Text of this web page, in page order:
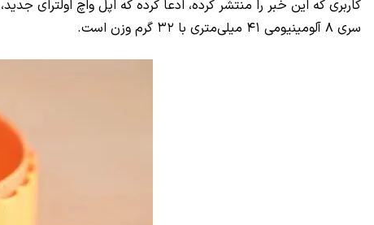
سری ۸ آلومینیومی ۴۱ میلی‌متری با ۳۲ گرم وزن است.